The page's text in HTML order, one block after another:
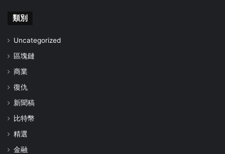
類別
Uncategorized
區塊鏈
商業
復仇
新聞稿
比特幣
精選
金融